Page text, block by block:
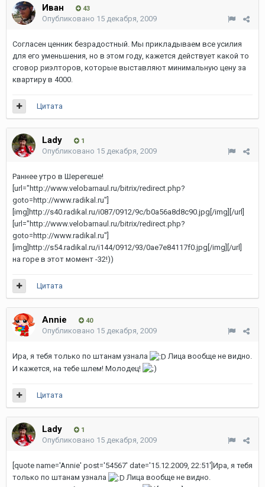
Иван 43
Опубликовано 15 декабря, 2009
Согласен ценник безрадостный. Мы прикладываем все усилия
для его уменьшения, но в этом году, кажется действует какой то
сговор риэлторов, которые выставляют минимальную цену за
квартиру в 4000.
Цитата
Lady 1
Опубликовано 15 декабря, 2009
Раннее утро в Шерегеше!
[url="http://www.velobarnaul.ru/bitrix/redirect.php?
goto=http://www.radikal.ru"]
[img]http://s40.radikal.ru/i087/0912/9c/b0a56a8d8c90.jpg[/img][/url]
[url="http://www.velobarnaul.ru/bitrix/redirect.php?
goto=http://www.radikal.ru"]
[img]http://s54.radikal.ru/i144/0912/93/0ae7e84117f0.jpg[/img][/url]
на горе в этот момент -32!))
Цитата
Annie 40
Опубликовано 15 декабря, 2009
Ира, я тебя только по штанам узнала
Лица вообще не видно.
И кажется, на тебе шлем! Молодец!
Цитата
Lady 1
Опубликовано 15 декабря, 2009
[quote name='Annie' post='54567' date='15.12.2009, 22:51']Ира, я тебя
только по штанам узнала
Лица вообще не видно.